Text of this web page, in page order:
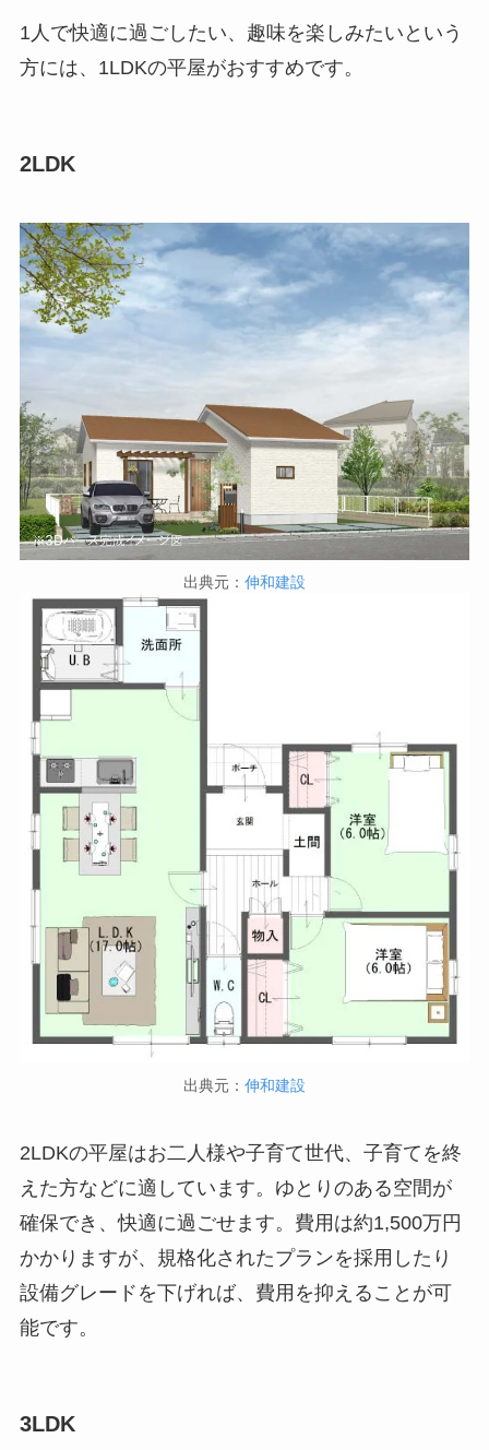
1人で快適に過ごしたい、趣味を楽しみたいという
方には、1LDKの平屋がおすすめです。
2LDK
出典元： 伸和建設
出典元： 伸和建設
2LDKの平屋はお二人様や子育て世代、子育てを終
えた方などに適しています。ゆとりのある空間が
確保でき、快適に過ごせます。費用は約1,500万円
かかりますが、規格化されたプランを採用したり
設備グレードを下げれば、費用を抑えることが可
能です。
3LDK